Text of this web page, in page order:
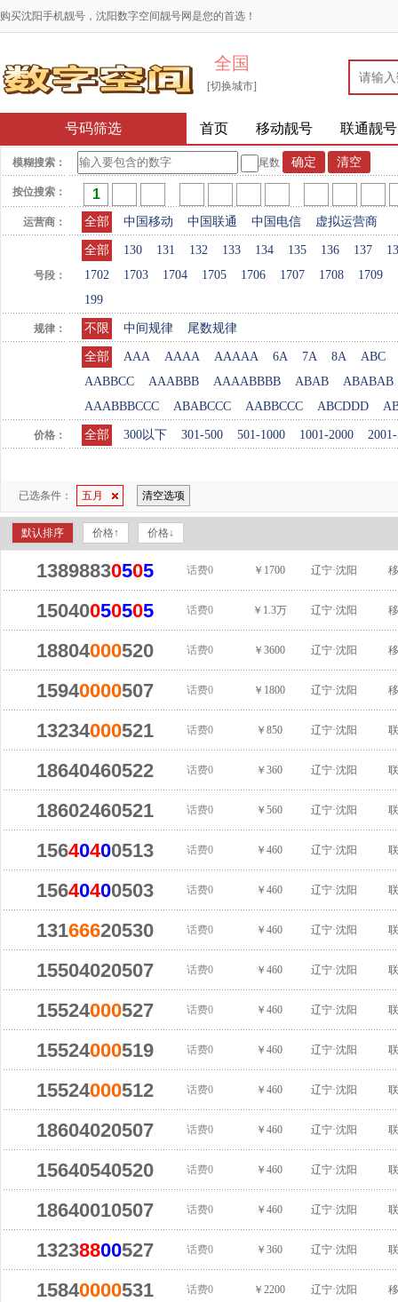
购买沈阳手机靓号，沈阳数字空间靓号网是您的首选！
全国
[切换城市]
号码筛选 首页 移动靓号 联通靓号
模糊搜索： 尾数
按位搜索：
运营商： 全部 中国移动 中国联通 中国电信 虚拟运营商
号段：
全部 130 131 132 133 134 135 136 137
1702
1703 1704 1705 1706 1707 1708 1709
199
规律： 不限 中间规律 尾数规律
全部 AAA AAAA AAAAA 6A 7A 8A
ABC
AABBCC
AAABBB AAAABBBB ABAB
ABABAB
AAABBBCCC
ABABCCC AABBCCC ABCDDD
价格： 全部 300以下 301-500 501-1000 1001-2000
已选条件： 五月 清空选项
默认排序 价格↑ 价格↓
13898830505 话费0 ￥1700 辽宁·沈阳
15040050505 话费0 ￥1.3万 辽宁·沈阳
18804000520 话费0 ￥3600 辽宁·沈阳
15940000507 话费0 ￥1800 辽宁·沈阳
13234000521 话费0 ￥850 辽宁·沈阳
18640460522 话费0 ￥360 辽宁·沈阳
18602460521 话费0 ￥560 辽宁·沈阳
15640400513 话费0 ￥460 辽宁·沈阳
15640400503 话费0 ￥460 辽宁·沈阳
13166620530 话费0 ￥460 辽宁·沈阳
15504020507 话费0 ￥460 辽宁·沈阳
15524000527 话费0 ￥460 辽宁·沈阳
15524000519 话费0 ￥460 辽宁·沈阳
15524000512 话费0 ￥460 辽宁·沈阳
18604020507 话费0 ￥460 辽宁·沈阳
15640540520 话费0 ￥460 辽宁·沈阳
18640010507 话费0 ￥460 辽宁·沈阳
13238800527 话费0 ￥360 辽宁·沈阳
15840000531 话费0 ￥2200 辽宁·沈阳